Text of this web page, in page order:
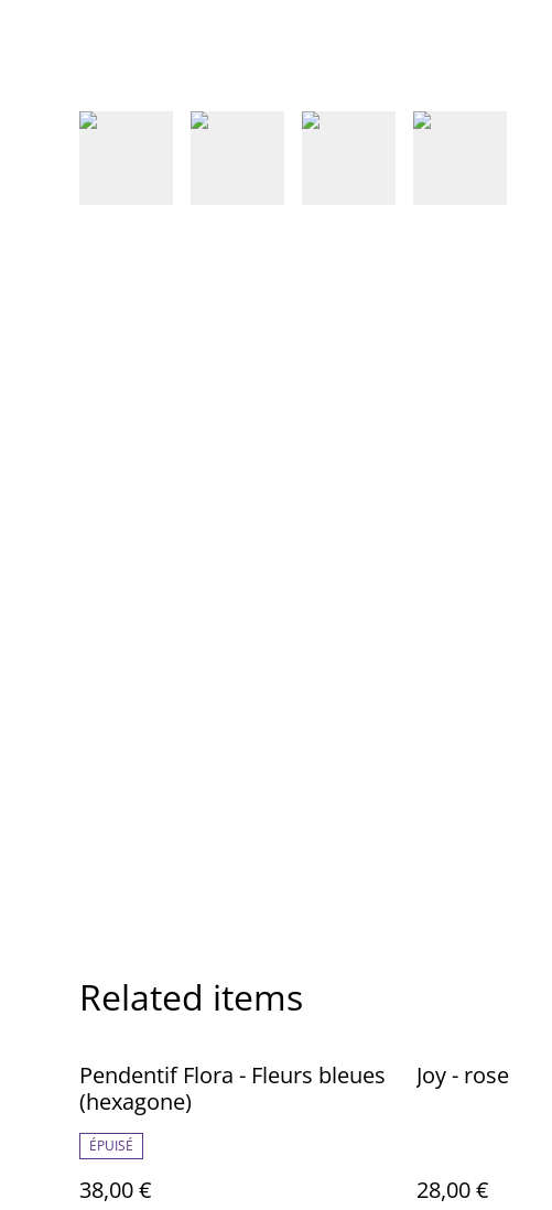
Related items
Pendentif Flora - Fleurs bleues
(hexagone)
ÉPUISÉ
38,00 €
Joy - rose
28,00 €